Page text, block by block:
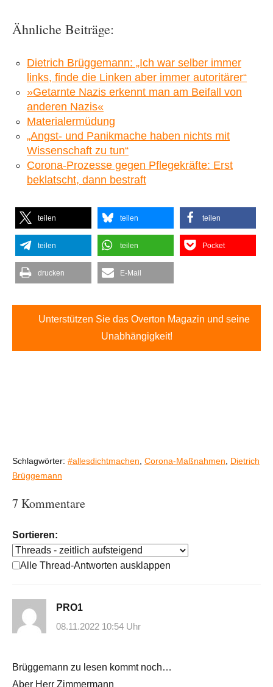
Ähnliche Beiträge:
Dietrich Brüggemann: „Ich war selber immer
links, finde die Linken aber immer autoritärer“
»Getarnte Nazis erkennt man am Beifall von
anderen Nazis«
Materialermüdung
„Angst- und Panikmache haben nichts mit
Wissenschaft zu tun“
Corona-Prozesse gegen Pflegekräfte: Erst
beklatscht, dann bestraft
teilen teilen teilen
teilen teilen Pocket
drucken E-Mail
Unterstützen Sie das Overton Magazin und seine
Unabhängigkeit!
Schlagwörter: #allesdichtmachen Corona-Maßnahmen
Dietrich
Brüggemann
7 Kommentare
Sortieren:
Alle Thread-Antworten ausklappen
PRO1
08.11.2022 10:54 Uhr
Brüggemann zu lesen kommt noch…
Aber Herr Zimmermann